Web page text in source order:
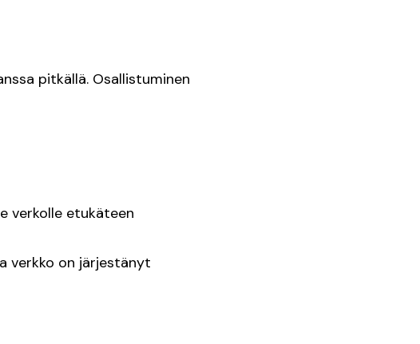
pitkällä. Osallistuminen
verkolle etukäteen
verkko on järjestänyt